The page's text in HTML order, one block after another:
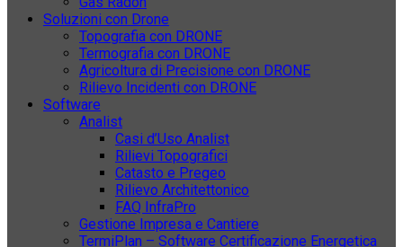
Soluzioni con Drone
Topografia con DRONE
Termografia con DRONE
Agricoltura di Precisione con DRONE
Rilievo Incidenti con DRONE
Software
Analist
Casi d’Uso Analist
Rilievi Topografici
Catasto e Pregeo
Rilievo Architettonico
FAQ InfraPro
Gestione Impresa e Cantiere
TermiPlan – Software Certificazione Energetica